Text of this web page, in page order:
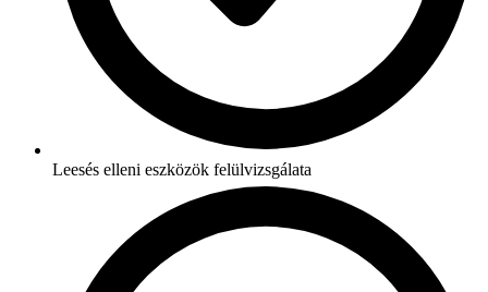
Leesés elleni eszközök felülvizsgálata